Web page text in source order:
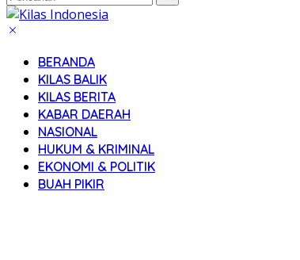
BERANDA
KILAS BALIK
KILAS BERITA
KABAR DAERAH
NASIONAL
HUKUM & KRIMINAL
EKONOMI & POLITIK
BUAH PIKIR